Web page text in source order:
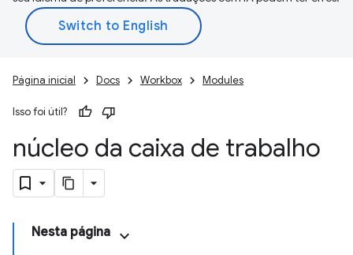
Página inicial Docs Workbox Modules
Isso foi útil?
núcleo da caixa de trabalho
Nesta página